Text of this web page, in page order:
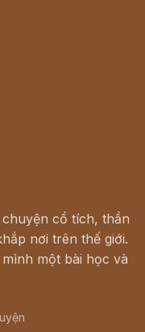
cổ tích, thần
nơi trên thế giới.
một bài học và